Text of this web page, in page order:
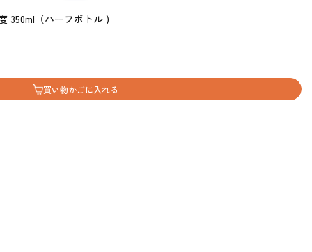
350ml（ハーフボトル )
買い物かごに入れる